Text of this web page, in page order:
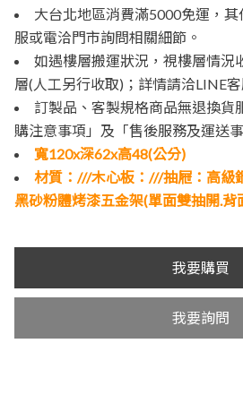
大台北地區消費滿5000免運，
服或電洽門市詢問相關細節。
如遇樓層搬運狀況，視樓層情況
層(人工另行收取)；詳情請洽LINE
訂製品、客製規格商品無退換貨
購注意事項」及「售後服務及運送
寬120x深62x高48(公分)
材質：///木心板：///抽屜：高級
黑砂粉體烤漆五金架(單面雙抽開.背
我要購買
我要詢問